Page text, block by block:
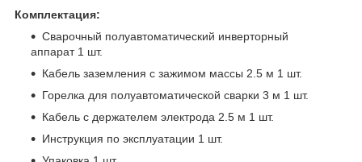
Комплектация:
Сварочный полуавтоматический инверторный
аппарат 1 шт.
Кабель заземления с зажимом массы 2.5 м 1 шт.
Горелка для полуавтоматической сварки 3 м 1 шт.
Кабель с держателем электрода 2.5 м 1 шт.
Инструкция по эксплуатации 1 шт.